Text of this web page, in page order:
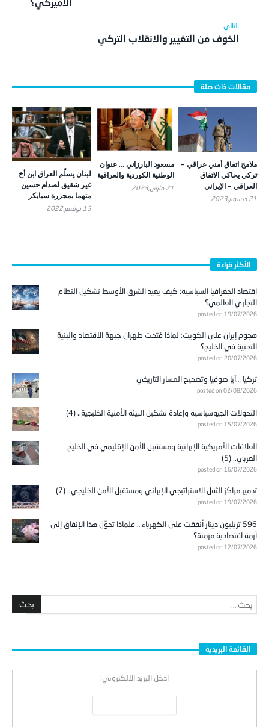
الخوف من التغيير والانقلاب التركي
ملامح اتفاق أمني عراقي –
تركي يحاكي الاتفاق
العراقي – الإيراني
21 ديسمبر,2023
مسعود البارزاني … عنوان
الوطنية الكوردية والعراقية
21 مارس,2023
لبنان يسلّم العراق ابن أخ
غير شقيق لصدام حسين
متهما بمجزرة سبايكر
13 نوفمبر,2022
الأكثر قراءة
اقتصاد الجغرافيا السياسية: كيف يعيد الشرق الأوسط تشكيل النظام
التجاري العالمي؟
posted on 19/07/2026
هجوم إيران على الكويت: لماذا فتحت طهران جبهة الاقتصاد والبنية
التحتية في الخليج؟
posted on 20/07/2026
تركيا …آيا صوفيا وتصحيح المسار التاريخي
posted on 02/08/2026
التحولات الجيوسياسية وإعادة تشكيل البيئة الأمنية الخليجية.. (4)
posted on 15/07/2026
العلاقات الأمريكية الإيرانية ومستقبل الأمن الإقليمي في الخليج
العربي.. (5)
posted on 16/07/2026
تدمير مراكز الثقل الاستراتيجي الإيراني ومستقبل الأمن الخليجي.. (7)
posted on 19/07/2026
596 تريليون دينار أُنفقت على الكهرباء… فلماذا تحوّل هذا الإنفاق إلى
أزمة اقتصادية مزمنة؟
posted on 12/07/2026
القائمة البريدية
ادخل البريد الالكتروني: